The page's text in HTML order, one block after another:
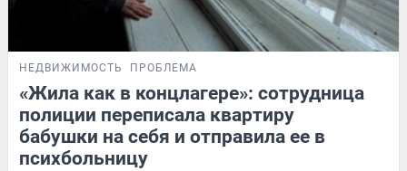
НЕДВИЖИМОСТЬ ПРОБЛЕМА
«Жила как в концлагере»: сотрудница
полиции переписала квартиру
бабушки на себя и отправила ее в
психбольницу